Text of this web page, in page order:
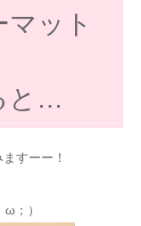
ット
と…
すーー！
；）